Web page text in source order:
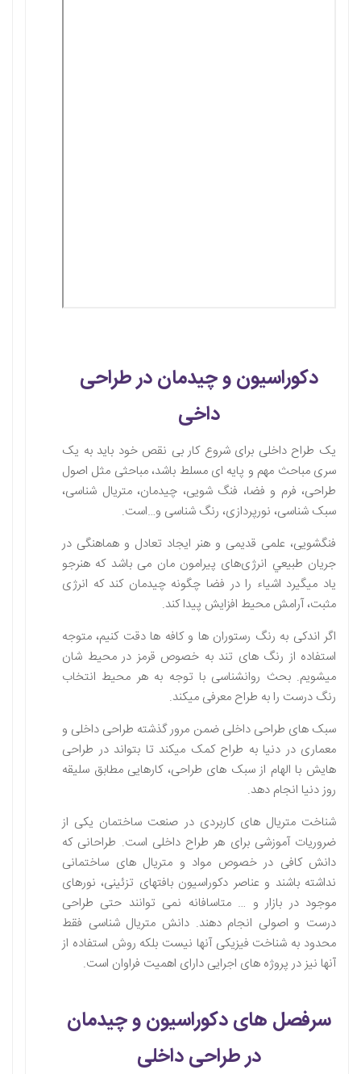
دکوراسیون و چیدمان در طراحی
داخی
یک طراح داخلی برای شروع کار بی نقص خود باید به یک
سری مباحث مهم و پایه ای مسلط باشد، مباحثی مثل اصول
طراحی، فرم و فضا، فنگ شویی، چیدمان، متریال شناسی،
سبک شناسی، نورپردازی، رنگ شناسی و…است.
فنگشویی، علمی قديمی و هنر ايجاد تعادل و هماهنگی در
جريان طبيعي انرژی‌های پيرامون مان می‌ باشد که هنرجو
یاد میگیرد اشیاء را در فضا چگونه چیدمان کند که انرژی
مثبت، آرامش محیط افزایش پیدا کند.
اگر اندکی به رنگ رستوران ها و کافه ها دقت کنیم، متوجه
استفاده از رنگ های تند به خصوص قرمز در محیط شان
میشویم. بحث روانشناسی با توجه به هر محیط انتخاب
رنگ درست را به طراح معرفی میکند.
سبک های طراحی داخلی ضمن مرور گذشته طراحی داخلی و
معماری در دنیا به طراح کمک میکند تا بتواند در طراحی
هایش با الهام از سبک های طراحی، کارهایی مطابق سلیقه
روز دنیا انجام دهد.
شناخت متریال های کاربردی در صنعت ساختمان یکی از
ضروریات آموزشی برای هر طراح داخلی است. طراحانی که
دانش کافی در خصوص مواد و متریال های ساختمانی
نداشته باشند و عناصر دکوراسیون بافتهای تزئینی، نورهای
موجود در بازار و … متاسافانه نمی توانند حتی طراحی
درست و اصولی انجام دهند. دانش متریال شناسی فقط
محدود به شناخت فیزیکی آنها نیست بلکه روش استفاده از
آنها نیز در پروژه های اجرایی دارای اهمیت فراوان است.
سرفصل های دکوراسیون و چیدمان
در طراحی داخلی